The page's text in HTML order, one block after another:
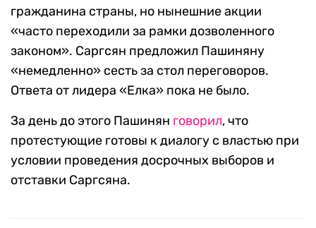
гражданина страны, но нынешние акции
«часто переходили за рамки дозволенного
законом». Саргсян предложил Пашиняну
«немедленно» сесть за стол переговоров.
Ответа от лидера «Елка» пока не было.
За день до этого Пашинян говорил, что
протестующие готовы к диалогу с властью при
условии проведения досрочных выборов и
отставки Саргсяна.